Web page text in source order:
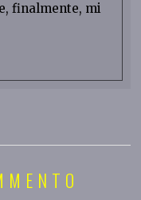
finalmente, mi